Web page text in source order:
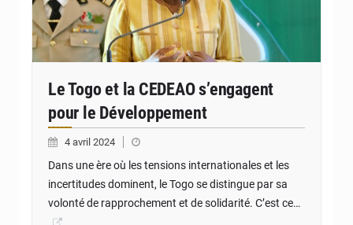
Le Togo et la CEDEAO s’engagent
pour le Développement
4 avril 2024
Dans une ère où les tensions internationales et les
incertitudes dominent, le Togo se distingue par sa
volonté de rapprochement et de solidarité. C’est ce…